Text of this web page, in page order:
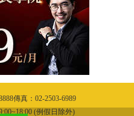
傳真：02-2503-6989
(例假日除外)